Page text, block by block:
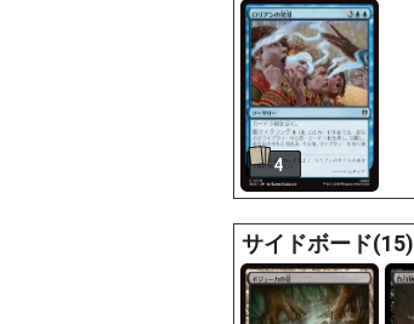
4
サイドボード(15)